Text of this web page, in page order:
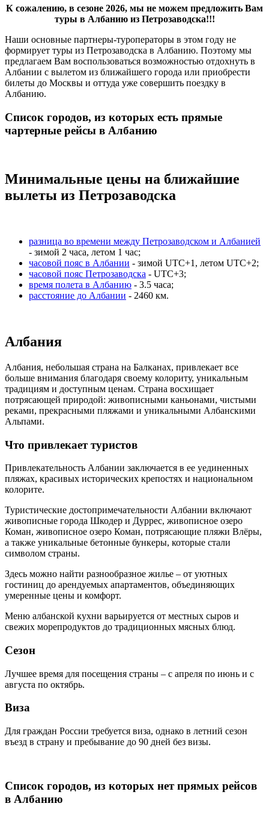
К сожалению, в сезоне 2026, мы не можем предложить Вам
туры в Албанию из Петрозаводска!!!
Наши основные партнеры-туроператоры в этом году не
формирует туры из Петрозаводска в Албанию. Поэтому мы
предлагаем Вам воспользоваться возможностью отдохнуть в
Албании с вылетом из ближайшего города или приобрести
билеты до Москвы и оттуда уже совершить поездку в
Албанию.
Список городов, из которых есть прямые
чартерные рейсы в Албанию
Минимальные цены на ближайшие
вылеты из Петрозаводска
разница во времени между Петрозаводском и Албанией
- зимой 2 часа, летом 1 час;
часовой пояс в Албании - зимой UTC+1, летом UTC+2;
часовой пояс Петрозаводска - UTC+3;
время полета в Албанию - 3.5 часа;
расстояние до Албании - 2460 км.
Албания
Албания, небольшая страна на Балканах, привлекает все
больше внимания благодаря своему колориту, уникальным
традициям и доступным ценам. Страна восхищает
потрясающей природой: живописными каньонами, чистыми
реками, прекрасными пляжами и уникальными Албанскими
Альпами.
Что привлекает туристов
Привлекательность Албании заключается в ее уединенных
пляжах, красивых исторических крепостях и национальном
колорите.
Туристические достопримечательности Албании включают
живописные города Шкодер и Дуррес, живописное озеро
Коман, живописное озеро Коман, потрясающие пляжи Влёры,
а также уникальные бетонные бункеры, которые стали
символом страны.
Здесь можно найти разнообразное жилье – от уютных
гостиниц до арендуемых апартаментов, объединяющих
умеренные цены и комфорт.
Меню албанской кухни варьируется от местных сыров и
свежих морепродуктов до традиционных мясных блюд.
Сезон
Лучшее время для посещения страны – с апреля по июнь и с
августа по октябрь.
Виза
Для граждан России требуется виза, однако в летний сезон
въезд в страну и пребывание до 90 дней без визы.
Список городов, из которых нет прямых рейсов
в Албанию